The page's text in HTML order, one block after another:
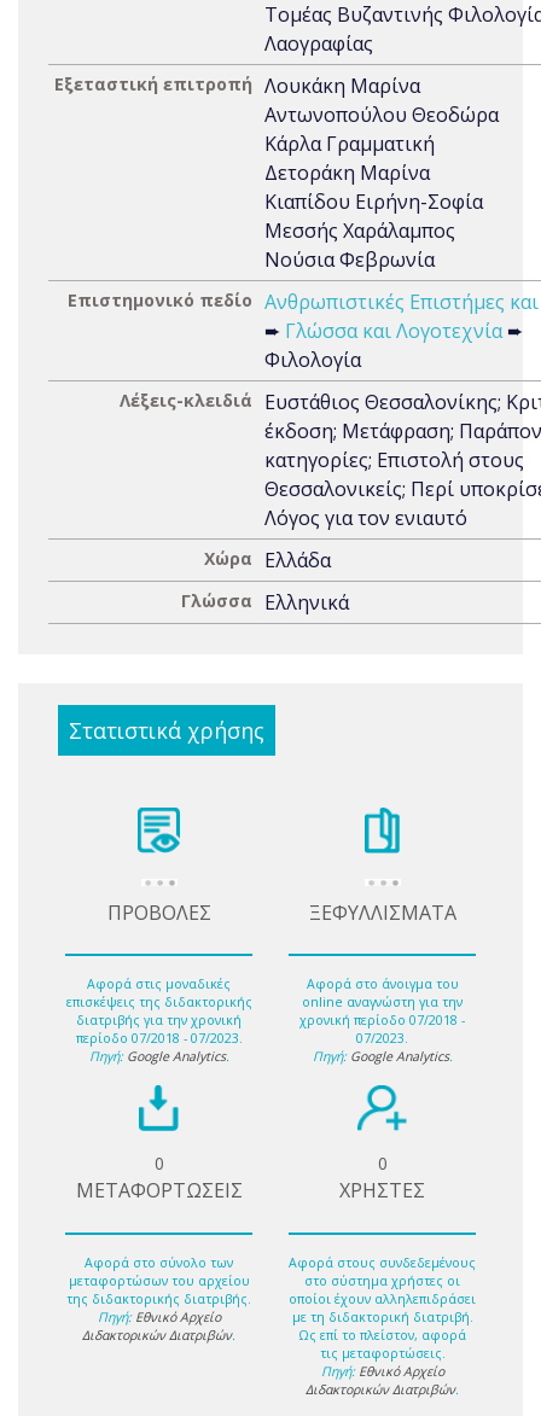
Τομέας Βυζαντινής
Λαογραφίας
Εξεταστική επιτροπή Λουκάκη Μαρίνα
Αντωνοπούλου Θεοδώρα
Κάρλα Γραμματική
Δετοράκη Μαρίνα
Κιαπίδου Ειρήνη-Σοφία
Μεσσής Χαράλαμπος
Νούσια Φεβρωνία
Επιστημονικό πεδίο Ανθρωπιστικές Επιστήμες
➨ Γλώσσα και Λογοτεχνία➨
Φιλολογία
Λέξεις-κλειδιά
Ευστάθιος Θεσσαλονίκης;
έκδοση; Μετάφραση;
κατηγορίες; Επιστολή στους
Θεσσαλονικείς; Περί
Λόγος για τον ενιαυτό
Χώρα Ελλάδα
Γλώσσα Ελληνικά
Στατιστικά χρήσης
ΠΡΟΒΟΛΕΣ
Αφορά στις μοναδικές
επισκέψεις της διδακτορικής
διατριβής για την χρονική
περίοδο 07/2018 - 07/2023.
Πηγή: Google Analytics.
ΞΕΦΥΛΛΙΣΜΑΤΑ
Αφορά στο άνοιγμα του
online αναγνώστη για την
χρονική περίοδο 07/2018 -
07/2023.
Πηγή: Google Analytics.
0
ΜΕΤΑΦΟΡΤΩΣΕΙΣ
Αφορά στο σύνολο των
μεταφορτώσων του αρχείου
της διδακτορικής διατριβής.
Πηγή: Εθνικό Αρχείο
Διδακτορικών Διατριβών.
0
ΧΡΗΣΤΕΣ
Αφορά στους συνδεδεμένους
στο σύστημα χρήστες οι
οποίοι έχουν αλληλεπιδράσει
με τη διδακτορική διατριβή.
Ως επί το πλείστον, αφορά
τις μεταφορτώσεις.
Πηγή: Εθνικό Αρχείο
Διδακτορικών Διατριβών.